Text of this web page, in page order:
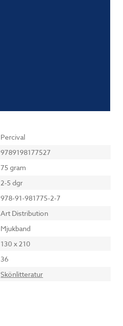
Percival
9789198177527
75 gram
2-5 dgr
978-91-981775-2-7
Art Distribution
Mjukband
130 x 210
36
Skönlitteratur